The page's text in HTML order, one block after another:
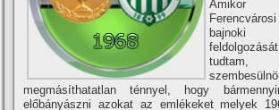
Amikor
tudtam,
megmásí­thatatlan ténnyel, hogy
előbányászni azokat az emlékeket melyek